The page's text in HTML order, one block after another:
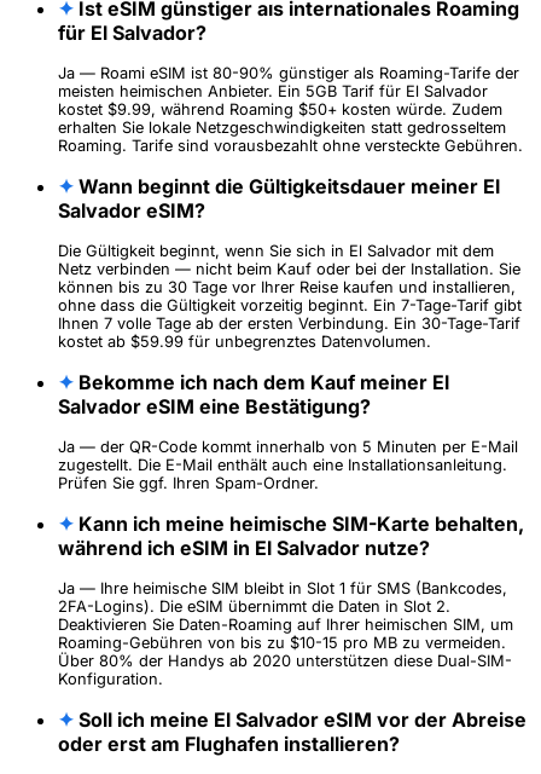
✦ Ist eSIM günstiger als internationales Roaming
für El Salvador?
Ja — Roami eSIM ist 80-90% günstiger als Roaming-Tarife der
meisten heimischen Anbieter. Ein 5GB Tarif für El Salvador
kostet $9.99, während Roaming $50+ kosten würde. Zudem
erhalten Sie lokale Netzgeschwindigkeiten statt gedrosseltem
Roaming. Tarife sind vorausbezahlt ohne versteckte Gebühren.
✦ Wann beginnt die Gültigkeitsdauer meiner El
Salvador eSIM?
Die Gültigkeit beginnt, wenn Sie sich in El Salvador mit dem
Netz verbinden — nicht beim Kauf oder bei der Installation. Sie
können bis zu 30 Tage vor Ihrer Reise kaufen und installieren,
ohne dass die Gültigkeit vorzeitig beginnt. Ein 7-Tage-Tarif gibt
Ihnen 7 volle Tage ab der ersten Verbindung. Ein 30-Tage-Tarif
kostet ab $59.99 für unbegrenztes Datenvolumen.
✦ Bekomme ich nach dem Kauf meiner El
Salvador eSIM eine Bestätigung?
Ja — der QR-Code kommt innerhalb von 5 Minuten per E-Mail
zugestellt. Die E-Mail enthält auch eine Installationsanleitung.
Prüfen Sie ggf. Ihren Spam-Ordner.
✦ Kann ich meine heimische SIM-Karte behalten,
während ich eSIM in El Salvador nutze?
Ja — Ihre heimische SIM bleibt in Slot 1 für SMS (Bankcodes,
2FA-Logins). Die eSIM übernimmt die Daten in Slot 2.
Deaktivieren Sie Daten-Roaming auf Ihrer heimischen SIM, um
Roaming-Gebühren von bis zu $10-15 pro MB zu vermeiden.
Über 80% der Handys ab 2020 unterstützen diese Dual-SIM-
Konfiguration.
✦ Soll ich meine El Salvador eSIM vor der Abreise
oder erst am Flughafen installieren?